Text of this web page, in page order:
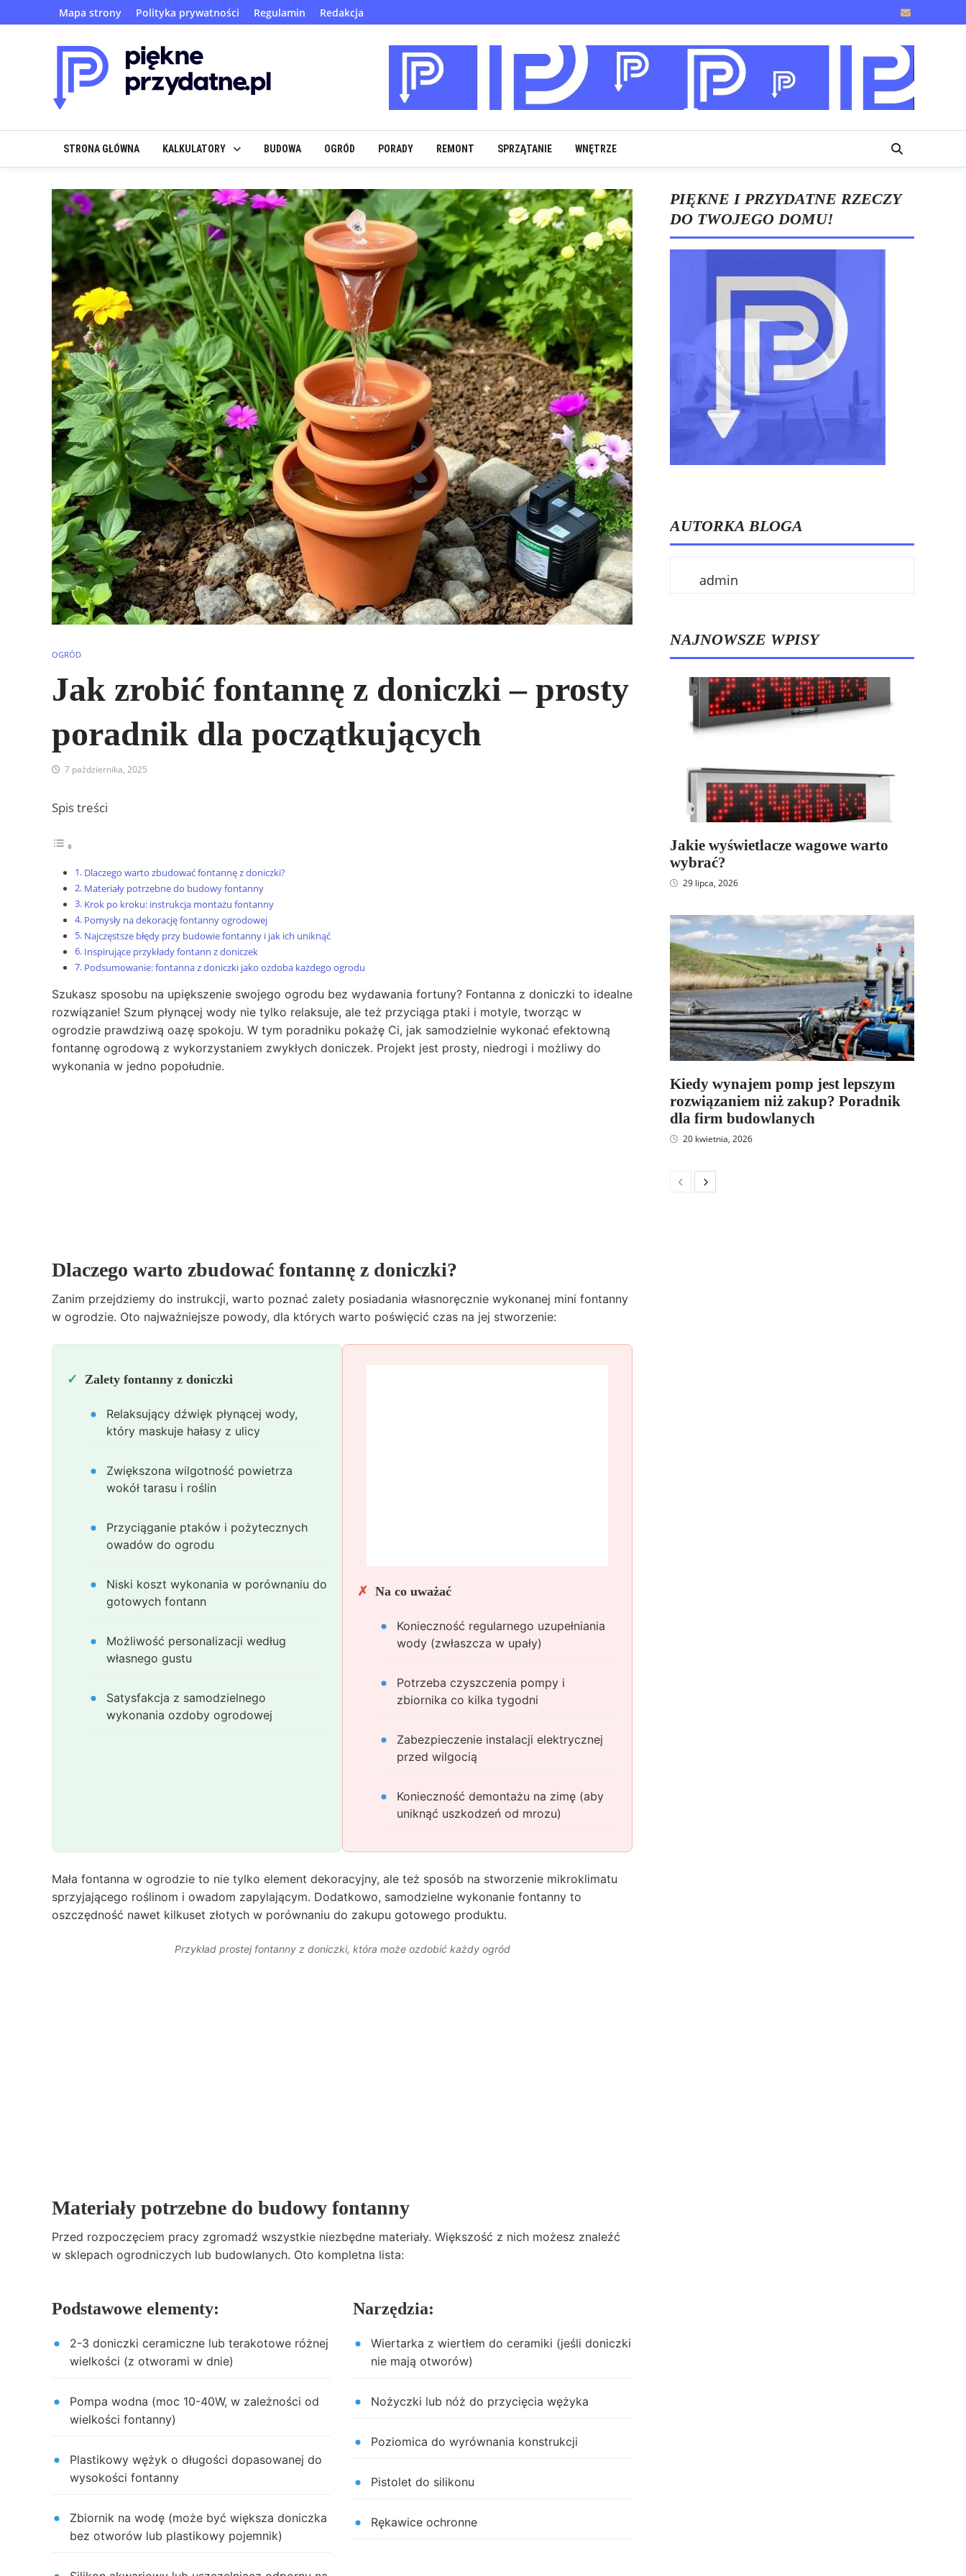
to
Mapa strony Polityka prywatności Regulamin Redakcja
STRONA GŁÓWNA KALKULATORY BUDOWA OGRÓD PORADY REMONT SPRZĄTANIE WNĘTRZE
OGRÓD
Jak zrobić fontannę z doniczki – prosty
poradnik dla początkujących
7 października, 2025
Spis treści
Dlaczego warto zbudować fontannę z doniczki?
Materiały potrzebne do budowy fontanny
Krok po kroku: instrukcja montażu fontanny
Pomysły na dekorację fontanny ogrodowej
Najczęstsze błędy przy budowie fontanny i jak ich uniknąć
Inspirujące przykłady fontann z doniczek
Podsumowanie: fontanna z doniczki jako ozdoba każdego ogrodu
Szukasz sposobu na upiększenie swojego ogrodu bez wydawania fortuny? Fontanna z doniczki to idealne
rozwiązanie! Szum płynącej wody nie tylko relaksuje, ale też przyciąga ptaki i motyle, tworząc w
ogrodzie prawdziwą oazę spokoju. W tym poradniku pokażę Ci, jak samodzielnie wykonać efektowną
fontannę ogrodową z wykorzystaniem zwykłych doniczek. Projekt jest prosty, niedrogi i możliwy do
wykonania w jedno popołudnie.
Dlaczego warto zbudować fontannę z doniczki?
Zanim przejdziemy do instrukcji, warto poznać zalety posiadania własnoręcznie wykonanej mini fontanny
w ogrodzie. Oto najważniejsze powody, dla których warto poświęcić czas na jej stworzenie:
Zalety fontanny z doniczki
Relaksujący dźwięk płynącej wody,
który maskuje hałasy z ulicy
Zwiększona wilgotność powietrza
wokół tarasu i roślin
Przyciąganie ptaków i pożytecznych
owadów do ogrodu
Niski koszt wykonania w porównaniu do
gotowych fontann
Możliwość personalizacji według
własnego gustu
Satysfakcja z samodzielnego
wykonania ozdoby ogrodowej
Na co uważać
Konieczność regularnego uzupełniania
wody (zwłaszcza w upały)
Potrzeba czyszczenia pompy i
zbiornika co kilka tygodni
Zabezpieczenie instalacji elektrycznej
przed wilgocią
Konieczność demontażu na zimę (aby
uniknąć uszkodzeń od mrozu)
Mała fontanna w ogrodzie to nie tylko element dekoracyjny, ale też sposób na stworzenie mikroklimatu
sprzyjającego roślinom i owadom zapylającym. Dodatkowo, samodzielne wykonanie fontanny to
oszczędność nawet kilkuset złotych w porównaniu do zakupu gotowego produktu.
Przykład prostej fontanny z doniczki, która może ozdobić każdy ogród
Materiały potrzebne do budowy fontanny
Przed rozpoczęciem pracy zgromadź wszystkie niezbędne materiały. Większość z nich możesz znaleźć
w sklepach ogrodniczych lub budowlanych. Oto kompletna lista:
Podstawowe elementy:
2-3 doniczki ceramiczne lub terakotowe różnej
wielkości (z otworami w dnie)
Pompa wodna (moc 10-40W, w zależności od
wielkości fontanny)
Plastikowy wężyk o długości dopasowanej do
wysokości fontanny
Zbiornik na wodę (może być większa doniczka
bez otworów lub plastikowy pojemnik)
Narzędzia:
Wiertarka z wiertłem do ceramiki (jeśli doniczki
nie mają otworów)
Nożyczki lub nóż do przycięcia wężyka
Poziomica do wyrównania konstrukcji
Pistolet do silikonu
Rękawice ochronne
PIĘKNE I PRZYDATNE RZECZY
DO TWOJEGO DOMU!
AUTORKA BLOGA
admin
NAJNOWSZE WPISY
Jakie wyświetlacze wagowe warto
wybrać?
29 lipca, 2026
Kiedy wynajem pomp jest lepszym
rozwiązaniem niż zakup? Poradnik
dla firm budowlanych
20 kwietnia, 2026